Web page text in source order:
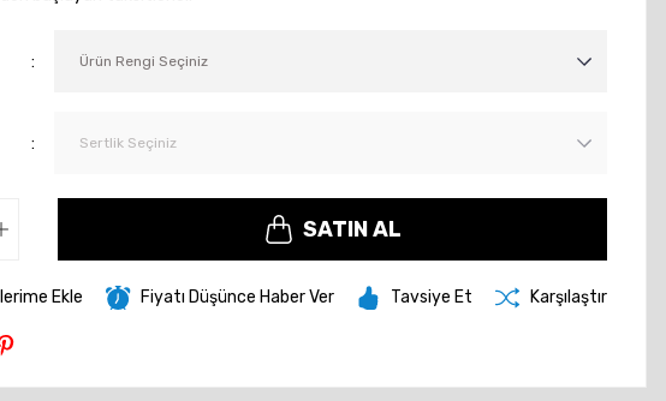
SATIN AL
Fiyatı Düşünce Haber Ver Tavsiye Et Karşılaştır